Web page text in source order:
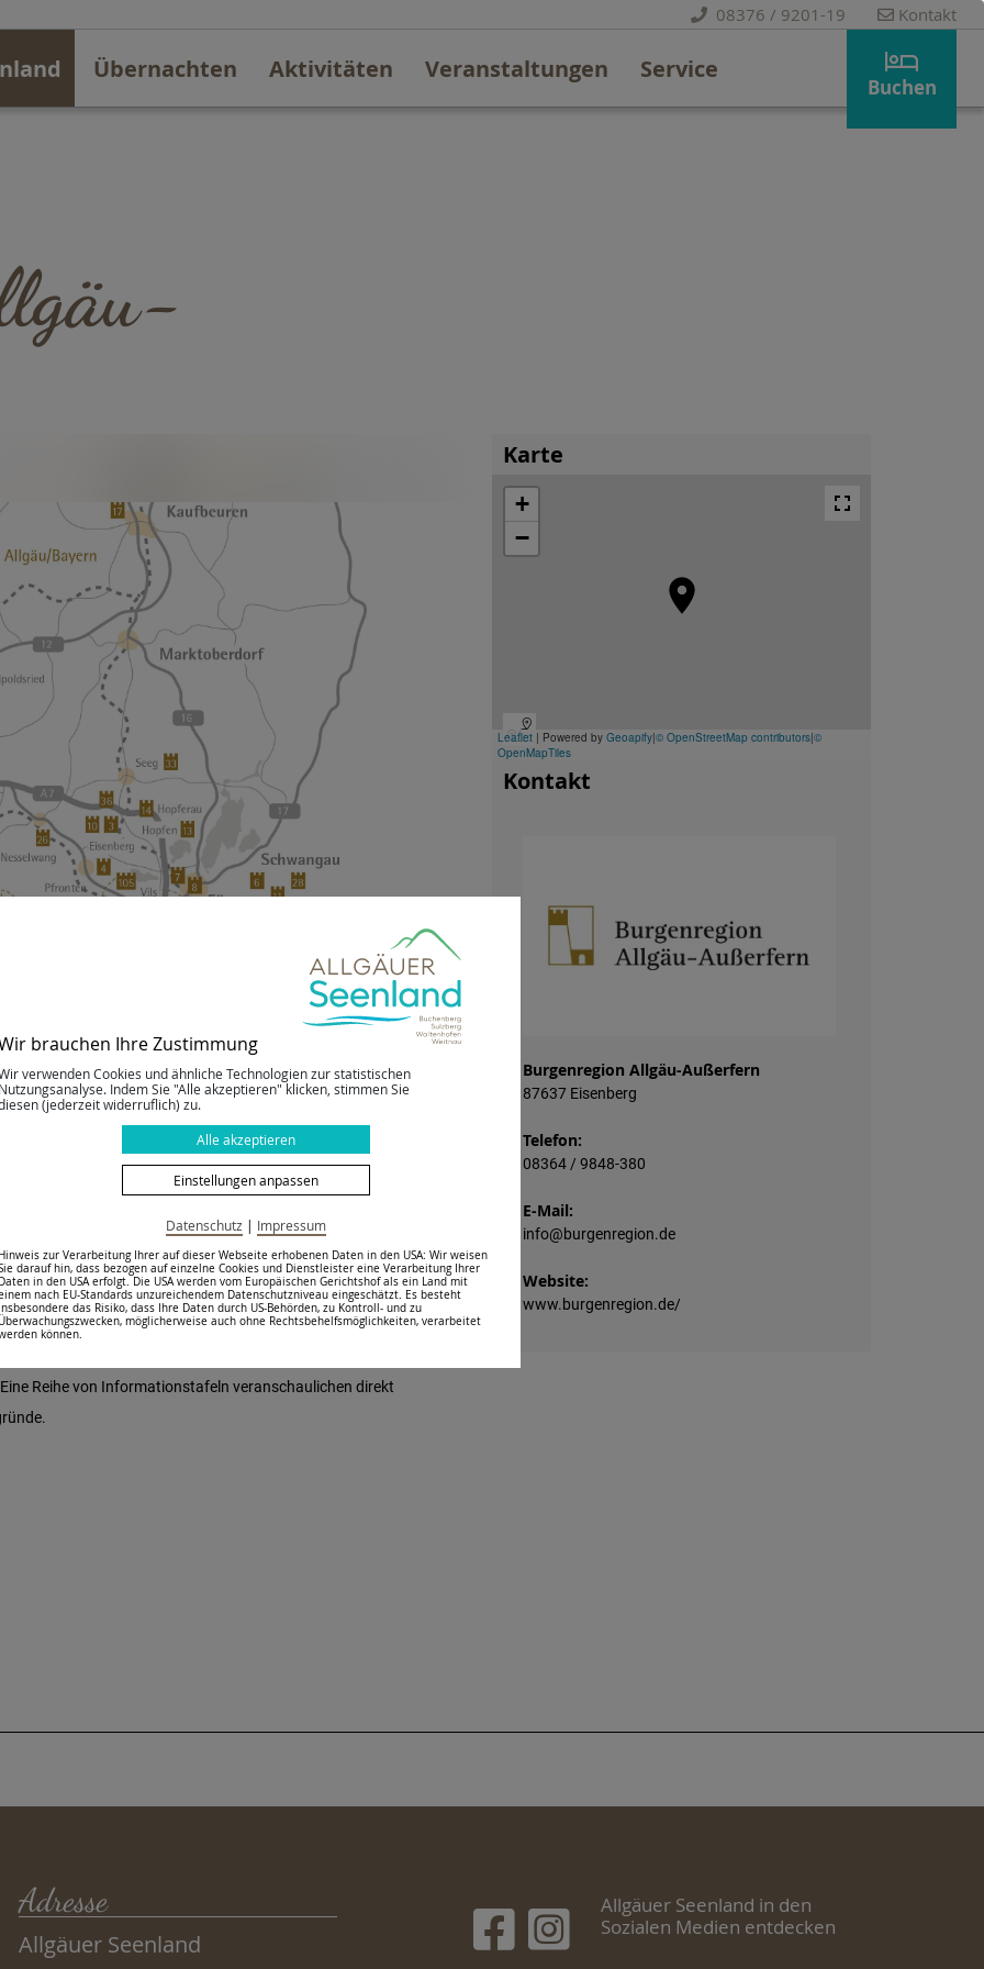
08376 / 9201-19 Kontakt
Übernachten Aktivitäten Veranstaltungen Service
Buchen
Galerie
und Stadtbefestigungen, die Sie auf
für Familien aufgeführt.
Reihe von Informationstafeln veranschaulichen direkt
Karte
Kontakt
Burgenregion Allgäu-Außerfern
87637 Eisenberg
Telefon:
08364 / 9848-380
E-Mail:
info@burgenregion.de
Website:
www.burgenregion.de/
Adresse
Allgäuer Seenland
Allgäuer Seenland in den
Sozialen Medien entdecken
brauchen Ihre Zustimmung
verwenden Cookies und ähnliche Technologien zur statistischen
Nutzungsanalyse. Indem Sie "Alle akzeptieren" klicken, stimmen Sie
(jederzeit widerruflich) zu.
Alle akzeptieren
Einstellungen anpassen
Datenschutz | Impressum
Hinweis zur Verarbeitung Ihrer auf dieser Webseite erhobenen Daten in den USA: Wir weisen
darauf hin, dass bezogen auf einzelne Cookies und Dienstleister eine Verarbeitung Ihrer
Daten in den USA erfolgt. Die USA werden vom Europäischen Gerichtshof als ein Land mit
nach EU-Standards unzureichendem Datenschutzniveau eingeschätzt. Es besteht
das Risiko, dass Ihre Daten durch US-Behörden, zu Kontroll- und zu
möglicherweise auch ohne Rechtsbehelfsmöglichkeiten, verarbeitet
können.